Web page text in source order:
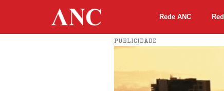
Rede ANC
PUBLICIDADE